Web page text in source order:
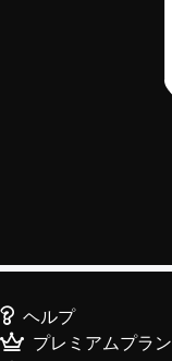
ヘルプ
プレミアムプラン